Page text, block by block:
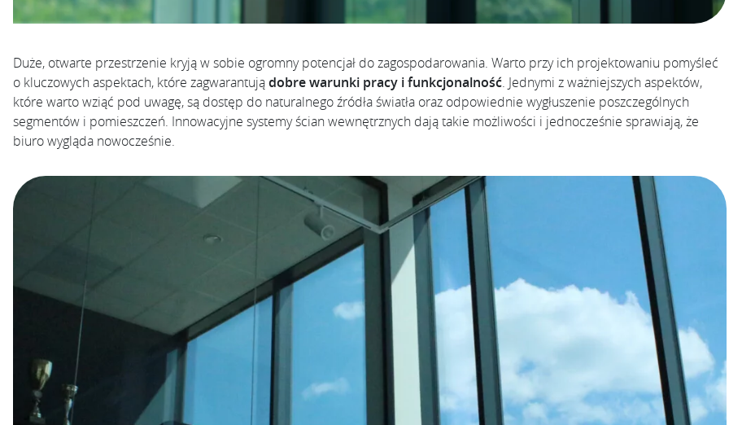
Duże, otwarte przestrzenie kryją w sobie ogromny potencjał do zagospodarowania. Warto przy ich projektowaniu pomyśleć
o kluczowych aspektach, które zagwarantujądobre warunki pracy i funkcjonalność. Jednymi z ważniejszych aspektów,
które warto wziąć pod uwagę, są dostęp do naturalnego źródła światła oraz odpowiednie wygłuszenie poszczególnych
segmentów i pomieszczeń. Innowacyjne systemy ścian wewnętrznych dają takie możliwości i jednocześnie sprawiają, że
biuro wygląda nowocześnie.